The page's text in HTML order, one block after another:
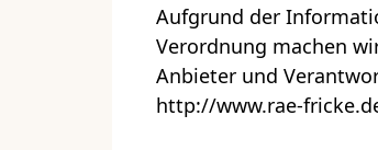
Aufgrund der
Verordnung machen
Anbieter und
http://www.rae-